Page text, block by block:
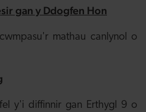
gan y Ddogfen Hon
mathau canlynol o
y'i diffinnir gan Erthygl 9 o